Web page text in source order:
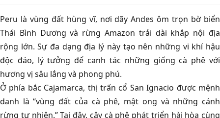
Peru là vùng đất hùng vĩ, nơi dãy Andes ôm trọn bờ biển
Thái Bình Dương và rừng Amazon trải dài khắp nội địa
rộng lớn. Sự đa dạng địa lý này tạo nên những vi khí hậu
độc đáo, lý tưởng để canh tác những giống cà phê với
hương vị sâu lắng và phong phú.
Ở phía bắc Cajamarca, thị trấn cổ San Ignacio được mệnh
danh là “vùng đất của cà phê, mật ong và những cánh
rừng tự nhiên.” Tại đây, cây cà phê phát triển hài hòa cùng